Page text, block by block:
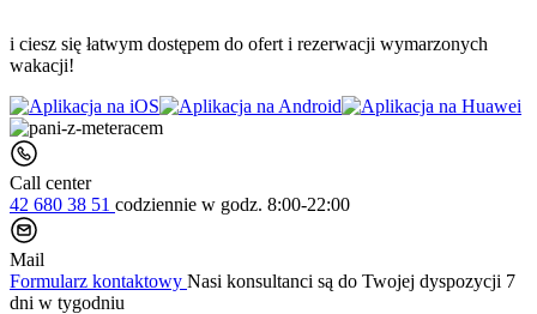
i ciesz się łatwym dostępem do ofert i rezerwacji wymarzonych
wakacji!
Call center
42 680 38 51 codziennie w godz. 8:00-22:00
Mail
Formularz kontaktowy Nasi konsultanci są do Twojej dyspozycji 7
dni w tygodniu